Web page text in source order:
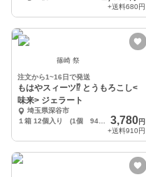
+送料680円
篠崎 祭
注文から1~16日で発送
もはやスィーツ⁉️ とうもろこし<
味来> ジェラート
埼玉県深谷市
3,780円
+送料910円